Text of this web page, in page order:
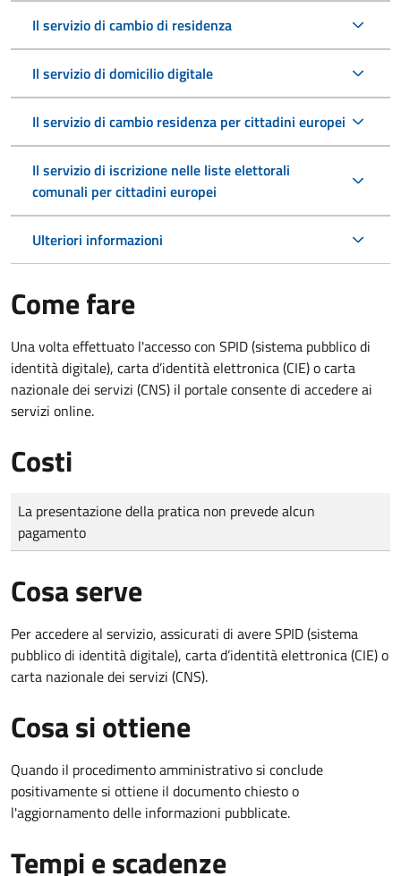
Il servizio di cambio di residenza
Il servizio di domicilio digitale
Il servizio di cambio residenza per cittadini europei
Il servizio di iscrizione nelle liste elettorali
comunali per cittadini europei
Ulteriori informazioni
Come fare
Una volta effettuato l'accesso con SPID (sistema pubblico di
identità digitale), carta d’identità elettronica (CIE) o carta
nazionale dei servizi (CNS) il portale consente di accedere ai
servizi online.
Costi
Tipo di pagamento
Importo
La presentazione della pratica non prevede alcun
pagamento
Cosa serve
Per accedere al servizio, assicurati di avere SPID (sistema
pubblico di identità digitale), carta d’identità elettronica (CIE) o
carta nazionale dei servizi (CNS).
Cosa si ottiene
Quando il procedimento amministrativo si conclude
positivamente si ottiene il documento chiesto o
l'aggiornamento delle informazioni pubblicate.
Tempi e scadenze